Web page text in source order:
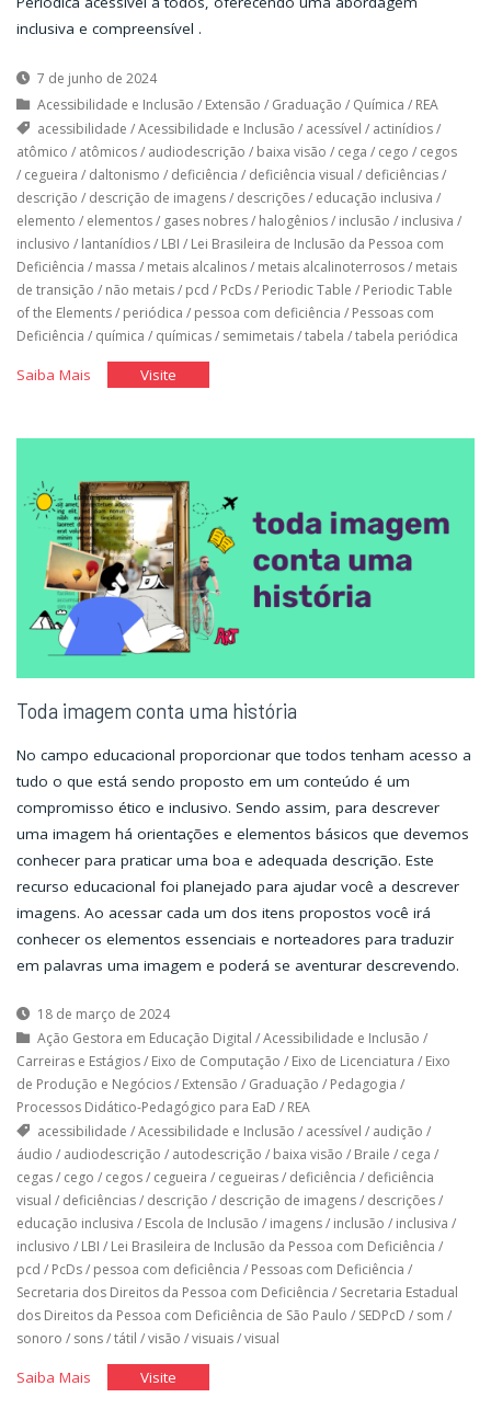
inclusiva e compreensível .
7 de junho de 2024
Acessibilidade e Inclusão / Extensão / Graduação / Química / REA
acessibilidade /Acessibilidade e Inclusão / acessível / actinídios/
atômico / atômicos/ audiodescrição / baixa visão / cega / cego / cegos
/ cegueira / daltonismo / deficiência / deficiência visual / deficiências/
descrição / descrição de imagens/ descrições/ educação inclusiva /
elemento / elementos/ gases nobres/ halogênios/ inclusão / inclusiva /
inclusivo / lantanídios/ LBI / Lei Brasileira de Inclusão da Pessoa com
Deficiência / massa / metais alcalinos/ metais alcalinoterrosos/ metais
de transição / não metais/ pcd / PcDs/ Periodic Table / Periodic Table
of the Elements/ periódica / pessoa com deficiência / Pessoas com
Deficiência / química / químicas/ semimetais/tabela /tabela periódica
Saiba Mais"TabelaVisite"Tabela
Toda imagem conta uma história
No campo educacional proporcionar que todos tenham acesso a
tudo o que está sendo proposto em um conteúdo é um
compromisso ético e inclusivo. Sendo assim, para descrever
uma imagem há orientações e elementos básicos que devemos
conhecer para praticar uma boa e adequada descrição. Este
recurso educacional foi planejado para ajudar você a descrever
imagens. Ao acessar cada um dos itens propostos você irá
conhecer os elementos essenciais e norteadores para traduzir
em palavras uma imagem e poderá se aventurar descrevendo.
18 de março de 2024
Ação Gestora em Educação Digital /Acessibilidade e Inclusão /
Carreiras e Estágios/ Eixo de Computação / Eixo de Licenciatura / Eixo
de Produção e Negócios/ Extensão / Graduação / Pedagogia /
Processos Didático-Pedagógico para EaD / REA
acessibilidade /Acessibilidade e Inclusão / acessível / audição /
áudio / audiodescrição / autodescrição / baixa visão / Braile / cega /
cegas/ cego / cegos/ cegueira / cegueiras/ deficiência / deficiência
visual / deficiências/ descrição / descrição de imagens/ descrições/
educação inclusiva / Escola de Inclusão / imagens/ inclusão / inclusiva /
inclusivo / LBI / Lei Brasileira de Inclusão da Pessoa com Deficiência /
pcd / PcDs/ pessoa com deficiência / Pessoas com Deficiência /
Secretaria dos Direitos da Pessoa com Deficiência / Secretaria Estadual
dos Direitos da Pessoa com Deficiência de São Paulo / SEDPcD / som /
sonoro / sons/tátil /visão /visuais/visual
Saiba Mais"Toda
Visite"Toda